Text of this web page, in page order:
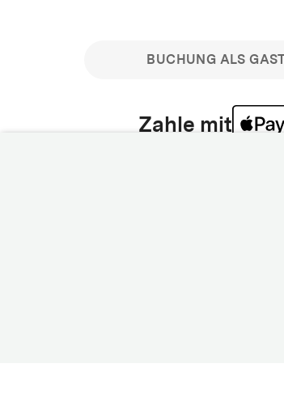
BUCHUNG ALS
Zahle mit
Bitte beachte: Gastbuchungen
min vor Filmbeginn stornierbare
Melde dich an, um deine Benefits
Nur sofern du die Buchung